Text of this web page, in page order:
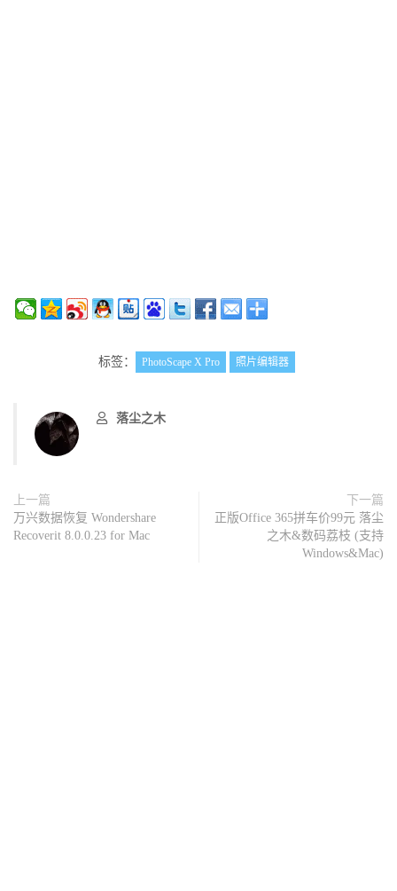
标签： PhotoScape X Pro 照片编辑器
落尘之木
上一篇
万兴数据恢复 Wondershare
Recoverit 8.0.0.23 for Mac
下一篇
正版Office 365拼车价99元 落尘
之木&数码荔枝 (支持
Windows&Mac)